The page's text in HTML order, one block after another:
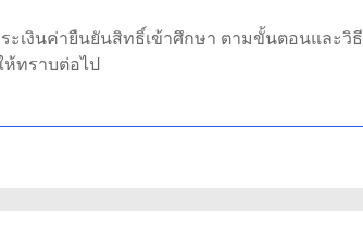
ะเงินค่ายืนยันสิทธิ์เข้าศึกษา ตามขั้นตอนและวิธี
ห้ทราบต่อไป